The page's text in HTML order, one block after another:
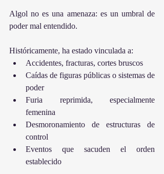
Algol no es una amenaza: es un umbral de
poder mal entendido.
Históricamente, ha estado vinculada a:
Accidentes, fracturas, cortes bruscos
Caídas de figuras públicas o sistemas de
poder
Furia reprimida, especialmente
femenina
Desmoronamiento de estructuras de
control
Eventos que sacuden el orden
establecido